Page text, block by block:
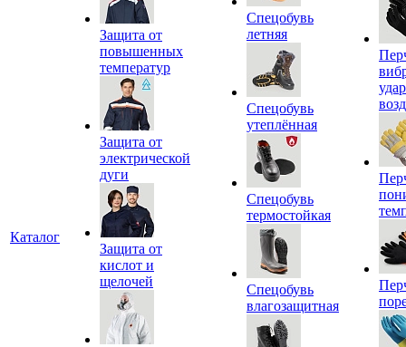
Каталог
Защита от
повышенных
температур
Защита от
электрической
дуги
Защита от
кислот и
щелочей
Спецобувь
летняя
Спецобувь
утеплённая
Спецобувь
термостойкая
Спецобувь
влагозащитная